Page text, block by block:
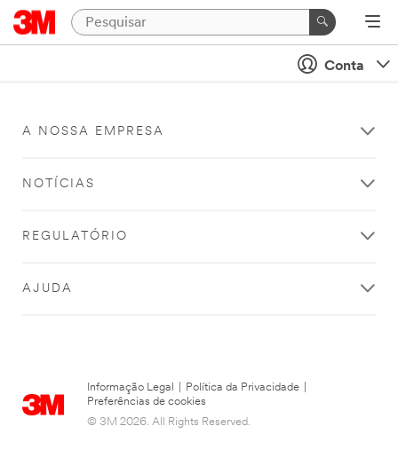
Conta
A NOSSA EMPRESA
NOTÍCIAS
REGULATÓRIO
AJUDA
Informação Legal Política da Privacidade
Preferências de cookies
© 3M 2026. All Rights Reserved.